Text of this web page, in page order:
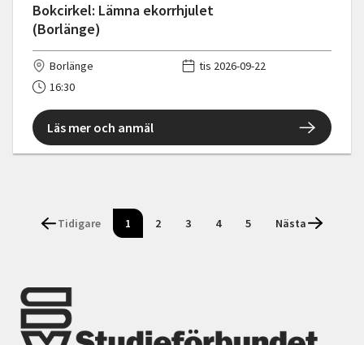
Bokcirkel: Lämna ekorrhjulet
(Borlänge)
Borlänge
tis 2026-09-22
16:30
Läs mer och anmäl
Tidigare 1 2 3 4 5 Nästa